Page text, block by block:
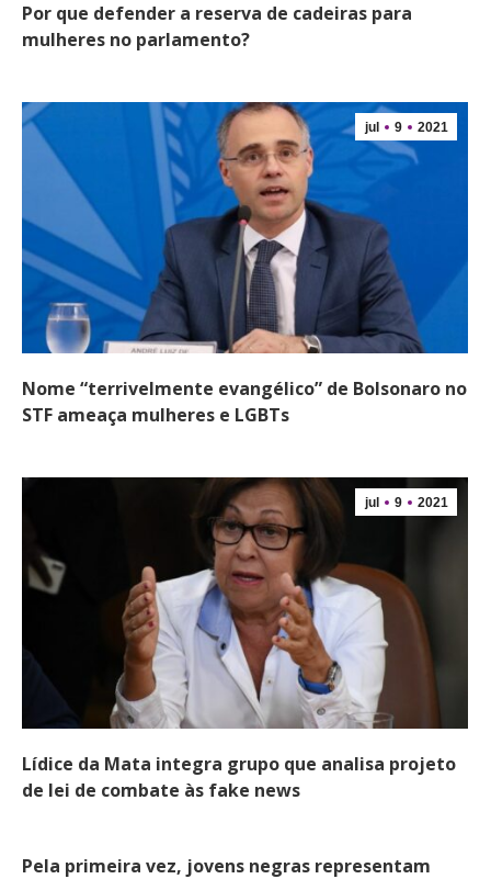
Por que defender a reserva de cadeiras para
mulheres no parlamento?
jul 9 2021
Nome “terrivelmente evangélico” de Bolsonaro no
STF ameaça mulheres e LGBTs
jul 9 2021
Lídice da Mata integra grupo que analisa projeto
de lei de combate às fake news
Pela primeira vez, jovens negras representam